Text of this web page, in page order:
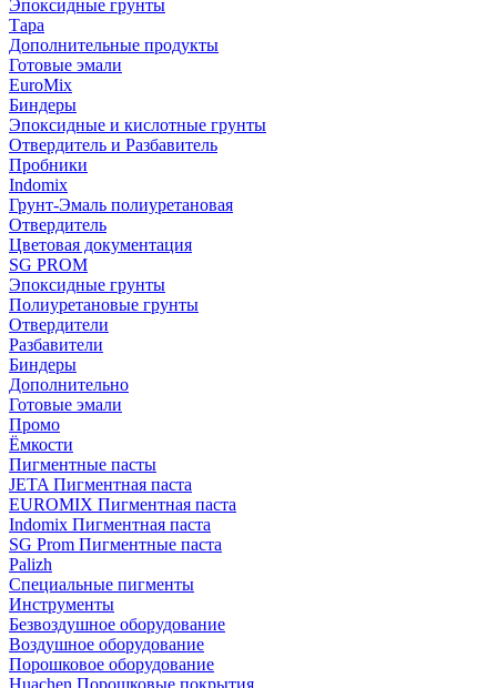
Эпоксидные грунты
Тара
Дополнительные продукты
Готовые эмали
EuroMix
Биндеры
Эпоксидные и кислотные грунты
Отвердитель и Разбавитель
Пробники
Indomix
Грунт-Эмаль полиуретановая
Отвердитель
Цветовая документация
SG PROM
Эпоксидные грунты
Полиуретановые грунты
Отвердители
Разбавители
Биндеры
Дополнительно
Готовые эмали
Промо
Ёмкости
Пигментные пасты
JETA Пигментная паста
EUROMIX Пигментная паста
Indomix Пигментная паста
SG Prom Пигментные паста
Palizh
Специальные пигменты
Инструменты
Безвоздушное оборудование
Воздушное оборудование
Порошковое оборудование
Huachen Порошковые покрытия